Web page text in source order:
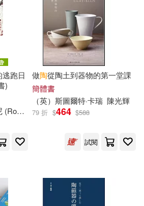
術資格考試命題研
(15)
像出版社有限公司
版社(50)
希伯崙(49)
跑日
)
原著 羅希特・庫爾卡尼 (Rohit Kulkarni)繪者 普莉雅・庫利安 (Priya Kuriyan)重編 好書多教育科技有限公司
做陶從陶土到器物的第一堂課
簡體書
（英）斯圖爾特·卡瑞 陳光輝
79 折 $464 $588
試閱